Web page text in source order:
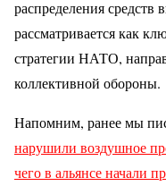
распределения
рассматривается как
стратегии НАТО,
коллективной обороны.
Напомним, ранее мы
нарушили воздушное
чего в альянсе начали